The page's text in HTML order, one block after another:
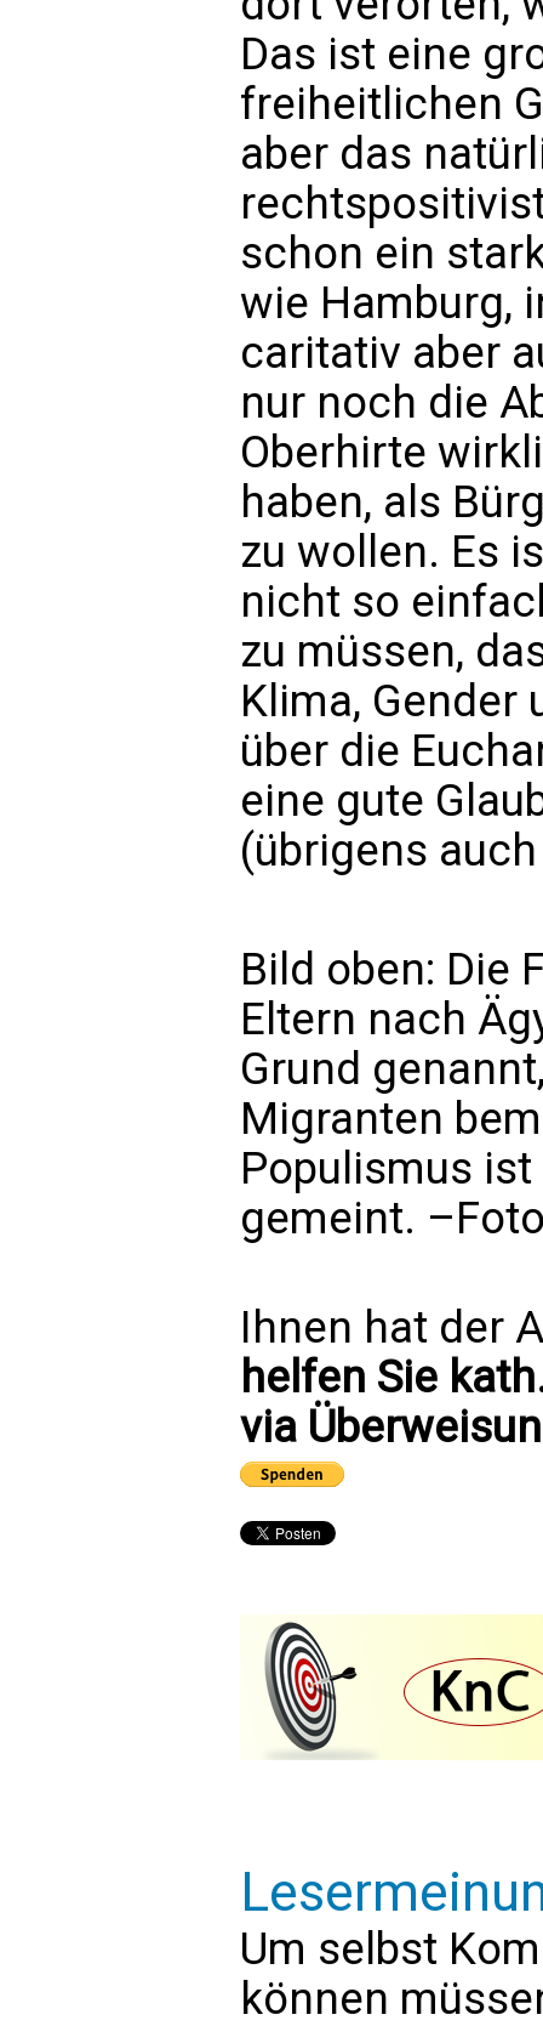
Das ist eine
freiheitlichen
aber das
schon ein
wie Hamburg,
caritativ aber
nur noch die
Oberhirte
haben, als
zu wollen. Es
nicht so
zu müssen,
Klima, Gender
über die
eine gute
(übrigens
Bild oben: Die
Eltern nach
Grund
Migranten
Populismus
gemeint.
Ihnen hat der
helfen Sie
via
Um selbst
können